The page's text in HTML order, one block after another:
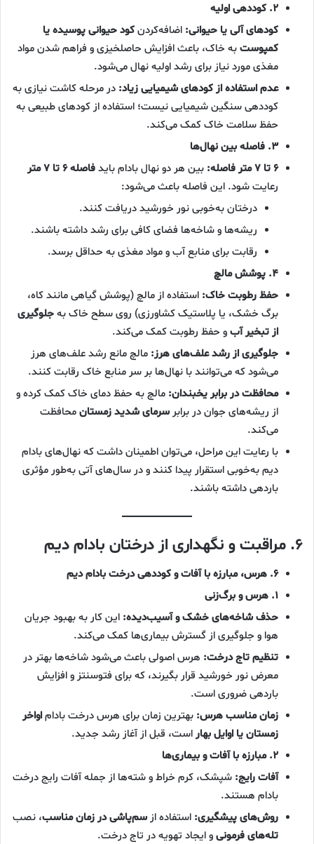
۲. کوددهی اولیه
کودهای آلی یا حیوانی: اضافه‌کردنکود حیوانی پوسیده یا
کمپوستبه خاک، باعث افزایش حاصلخیزی و فراهم شدن مواد
مغذی مورد نیاز برای رشد اولیه نهال می‌شود.
عدم استفاده از کودهای شیمیایی زیاد: در مرحله کاشت نیازی به
کوددهی سنگین شیمیایی نیست؛ استفاده از کودهای طبیعی به
حفظ سلامت خاک کمک می‌کند.
۳. فاصله بین نهال‌ها
۶ تا ۷ متر فاصله:
بین هر دو نهال بادام بایدفاصله ۶ تا ۷ متر
رعایت شود. این فاصله باعث می‌شود:
درختان به‌خوبی نور خورشید دریافت کنند.
ریشه‌ها و شاخه‌ها فضای کافی برای رشد داشته باشند.
رقابت برای منابع آب و مواد مغذی به حداقل برسد.
۴. پوشش مالچ
حفظ رطوبت خاک: استفاده از مالچ (پوشش گیاهی مانند کاه،
برگ خشک، یا پلاستیک کشاورزی) روی سطح خاک بهجلوگیری
از تبخیر آبو حفظ رطوبت کمک می‌کند.
جلوگیری از رشد علف‌های هرز: مالچ مانع رشد علف‌های هرز
می‌شود که می‌توانند با نهال‌ها بر سر منابع خاک رقابت کنند.
محافظت در برابر یخبندان: مالچ به حفظ دمای خاک کمک کرده و
از ریشه‌های جوان در برابرسرمای شدید زمستانمحافظت
می‌کند.
با رعایت این مراحل، می‌توان اطمینان داشت که نهال‌های بادام
دیم به‌خوبی استقرار پیدا کنند و در سال‌های آتی به‌طور مؤثری
باردهی داشته باشند.
۶. مراقبت و نگهداری از درختان بادام دیم
۶. هرس، مبارزه با آفات و کوددهی درخت بادام دیم
۱. هرس و برگ‌زنی
حذف شاخه‌های خشک و آسیب‌دیده: این کار به بهبود جریان
هوا و جلوگیری از گسترش بیماری‌ها کمک می‌کند.
تنظیم تاج درخت: هرس اصولی باعث می‌شود شاخه‌ها بهتر در
معرض نور خورشید قرار بگیرند، که برای فتوسنتز و افزایش
باردهی ضروری است.
زمان مناسب هرس: بهترین زمان برای هرس درخت باداماواخر
زمستان یا اوایل بهاراست، قبل از آغاز رشد جدید.
۲. مبارزه با آفات و بیماری‌ها
آفات رایج: شپشک، کرم خراط و شته‌ها از جمله آفات رایج درخت
بادام هستند.
روش‌های پیشگیری: استفاده ازسم‌پاشی در زمان مناسب، نصب
تله‌های فرمونیو ایجاد تهویه در تاج درخت.